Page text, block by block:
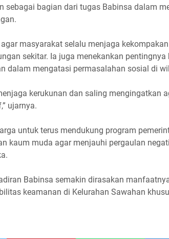
sebagai bagian dari tugas Babinsa dalam
masyarakat selalu menjaga
sekitar. Ia juga menekankan pentingnya
dalam mengatasi permasalahan sosial di
kerukunan dan saling mengingatkan
ujarnya.
untuk terus mendukung program
kaum muda agar menjauhi pergaulan
Babinsa semakin dirasakan
keamanan di Kelurahan Sawahan